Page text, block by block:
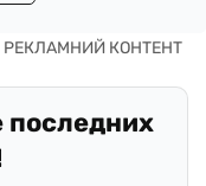
последних